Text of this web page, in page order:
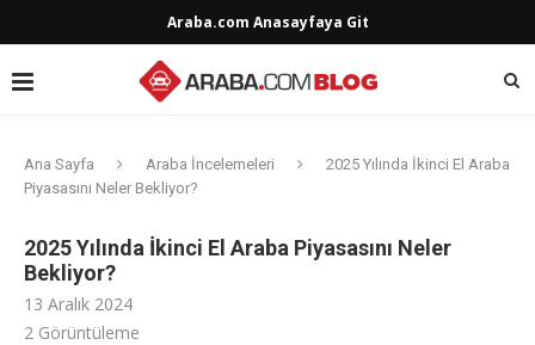
Araba.com Anasayfaya Git
Ana Sayfa Araba İncelemeleri
2025 Yılında İkinci El Araba
Piyasasını Neler Bekliyor?
2025 Yılında İkinci El Araba Piyasasını Neler
Bekliyor?
13 Aralık 2024
2 Görüntüleme